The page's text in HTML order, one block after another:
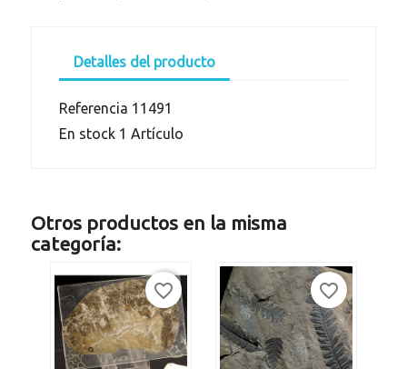
Detalles del producto
Referencia 11491
En stock 1 Artículo
Otros productos en la misma
categoría:
favorite_border favorite_border